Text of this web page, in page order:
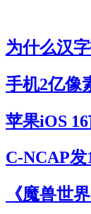
为什么汉
手机2亿像
苹果iOS
C-NCAP
《魔兽世